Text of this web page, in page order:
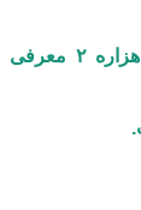
۲
معرفی